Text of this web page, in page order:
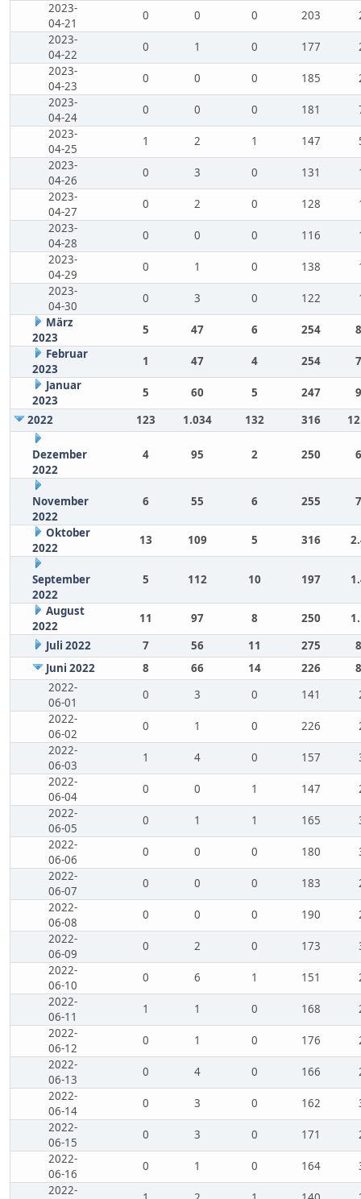
2023-
04-21
0 0 0 203
2023-
04-22
0 1 0 177
2023-
04-23
0 0 0 185
2023-
04-24
0 0 0 181
2023-
04-25
1 2 1 147
2023-
04-26
0 3 0 131
2023-
04-27
0 2 0 128
2023-
04-28
0 0 0 116
2023-
04-29
0 1 0 138
2023-
04-30
0 3 0 122
März
2023
5 47 6 254
Februar
2023
1 47 4 254
Januar
2023
5 60 5 247
2022
123 1.034 132 316
Dezember
2022
4 95 2 250
November
2022
6 55 6 255
Oktober
2022
13 109 5 316
September
2022
5 112 10 197
August
2022
11 97 8 250
Juli 2022
7 56 11 275
Juni 2022
8 66 14 226
2022-
06-01
0 3 0 141
2022-
06-02
0 1 0 226
2022-
06-03
1 4 0 157
2022-
06-04
0 0 1 147
2022-
06-05
0 1 1 165
2022-
06-06
0 0 0 180
2022-
06-07
0 0 0 183
2022-
06-08
0 0 0 190
2022-
06-09
0 2 0 173
2022-
06-10
0 6 1 151
2022-
06-11
1 1 0 168
2022-
06-12
0 1 0 176
2022-
06-13
0 4 0 166
2022-
06-14
0 3 0 162
2022-
06-15
0 3 0 171
2022-
06-16
0 1 0 164
2022-